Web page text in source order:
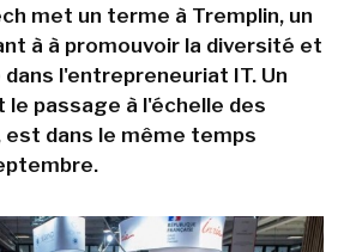
met un terme à Tremplin, un
à à promouvoir la diversité et
l'entrepreneuriat IT. Un
passage à l'échelle des
dans le même temps